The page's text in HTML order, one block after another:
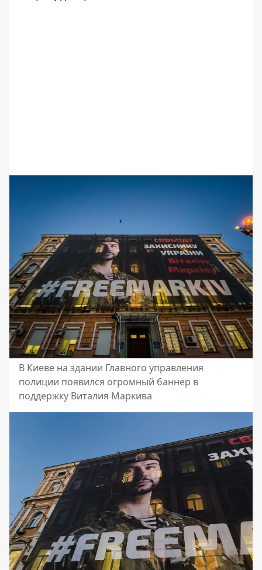
В Киеве на здании Главного управления
полиции появился огромный баннер в
поддержку Виталия Маркива